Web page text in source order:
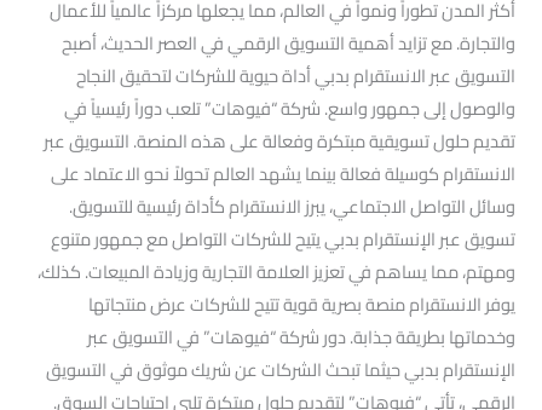
أكثر المدن تطوراً ونمواً في العالم، مما يجعلها مركزاً عالمياً للأعمال
والتجارة. مع تزايد أهمية التسويق الرقمي في العصر الحديث، أصبح
التسويق عبر الانستقرام بدبي أداة حيوية للشركات لتحقيق النجاح
والوصول إلى جمهور واسع. شركة “فيوهات” تلعب دوراً رئيسياً في
تقديم حلول تسويقية مبتكرة وفعالة على هذه المنصة. التسويق عبر
الانستقرام كوسيلة فعالة بينما يشهد العالم تحولاً نحو الاعتماد على
وسائل التواصل الاجتماعي، يبرز الانستقرام كأداة رئيسية للتسويق.
تسويق عبر الإنستقرام بدبي يتيح للشركات التواصل مع جمهور متنوع
ومهتم، مما يساهم في تعزيز العلامة التجارية وزيادة المبيعات. كذلك،
يوفر الانستقرام منصة بصرية قوية تتيح للشركات عرض منتجاتها
وخدماتها بطريقة جذابة. دور شركة “فيوهات” في التسويق عبر
الإنستقرام بدبي حيثما تبحث الشركات عن شريك موثوق في التسويق
الرقمي، تأتي “فيوهات” لتقديم حلول مبتكرة تلبي احتياجات السوق.